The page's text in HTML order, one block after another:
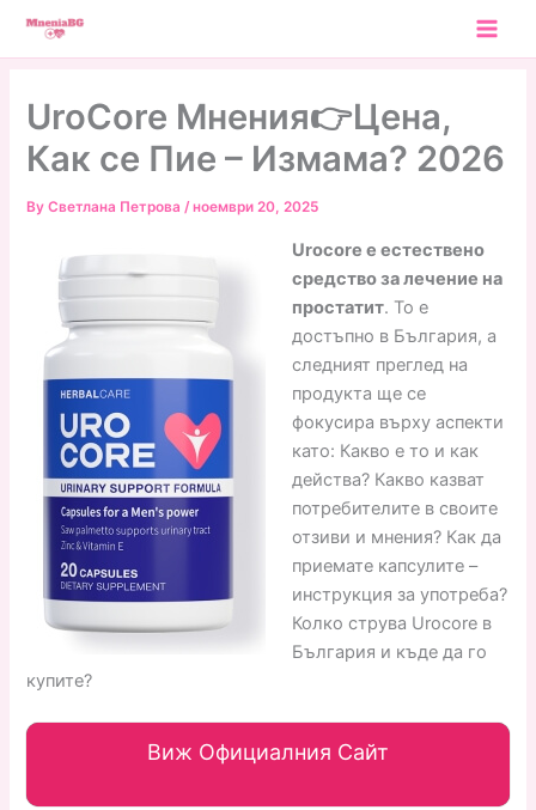
Skip
UroCore Мнения👉Цена,
Как се Пие – Измама? 2026
ByСветлана Петрова/ноември 20, 2025
Urocore е естествено
средство за лечение на
простатит. То е
достъпно в България, а
следният преглед на
продукта ще се
фокусира върху аспекти
като: Какво е то и как
действа? Какво казват
потребителите в своите
отзиви и мнения? Как да
приемате капсулите –
инструкция за употреба?
Колко струва Urocore в
България и къде да го
купите?
Виж Официалния Сайт